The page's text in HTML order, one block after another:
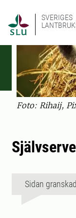
SVERIGES
Foto: Rihaij,
Sidan